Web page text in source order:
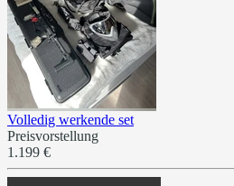
Volledig werkende set
Preisvorstellung
1.199 €